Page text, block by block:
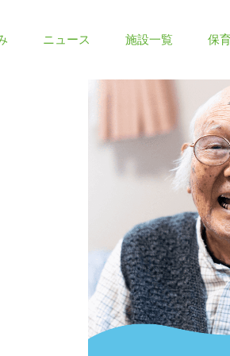
ニュース 施設一覧 保